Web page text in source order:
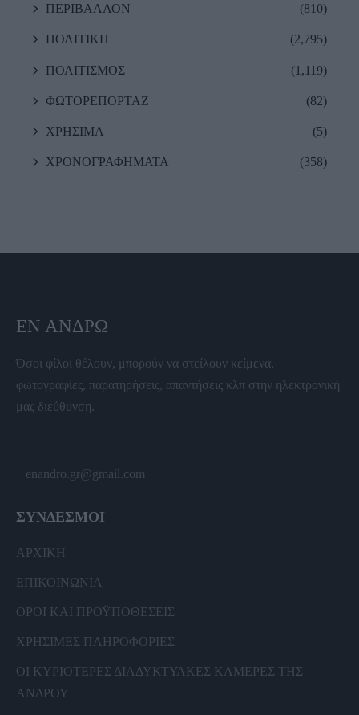
ΠΕΡΙΒΑΛΛΟΝ (810)
ΠΟΛΙΤΙΚΗ (2,795)
ΠΟΛΙΤΙΣΜΟΣ (1,119)
ΦΩΤΟΡΕΠΟΡΤΑΖ (82)
ΧΡΗΣΙΜΑ (5)
ΧΡΟΝΟΓΡΑΦΗΜΑΤΑ (358)
ΕΝ ΆΝΔΡΩ
Όσοι φίλοι θέλουν, μπορούν να στείλουν κείμενα,
φωτογραφίες, παρατηρήσεις, απαντήσεις κλπ στην ηλεκτρονική
μας διεύθυνση.
enandro.gr@gmail.com
ΣΥΝΔΕΣΜΟΙ
ΑΡΧΙΚΗ
ΕΠΙΚΟΙΝΩΝΙΑ
ΟΡΟΙ ΚΑΙ ΠΡΟΫΠΟΘΕΣΕΙΣ
ΧΡΗΣΙΜΕΣ ΠΛΗΡΟΦΟΡΙΕΣ
ΟΙ ΚΥΡΙΟΤΕΡΕΣ ΔΙΑΔΥΚΤΥΑΚΕΣ ΚΑΜΕΡΕΣ ΤΗΣ
ΑΝΔΡΟΥ